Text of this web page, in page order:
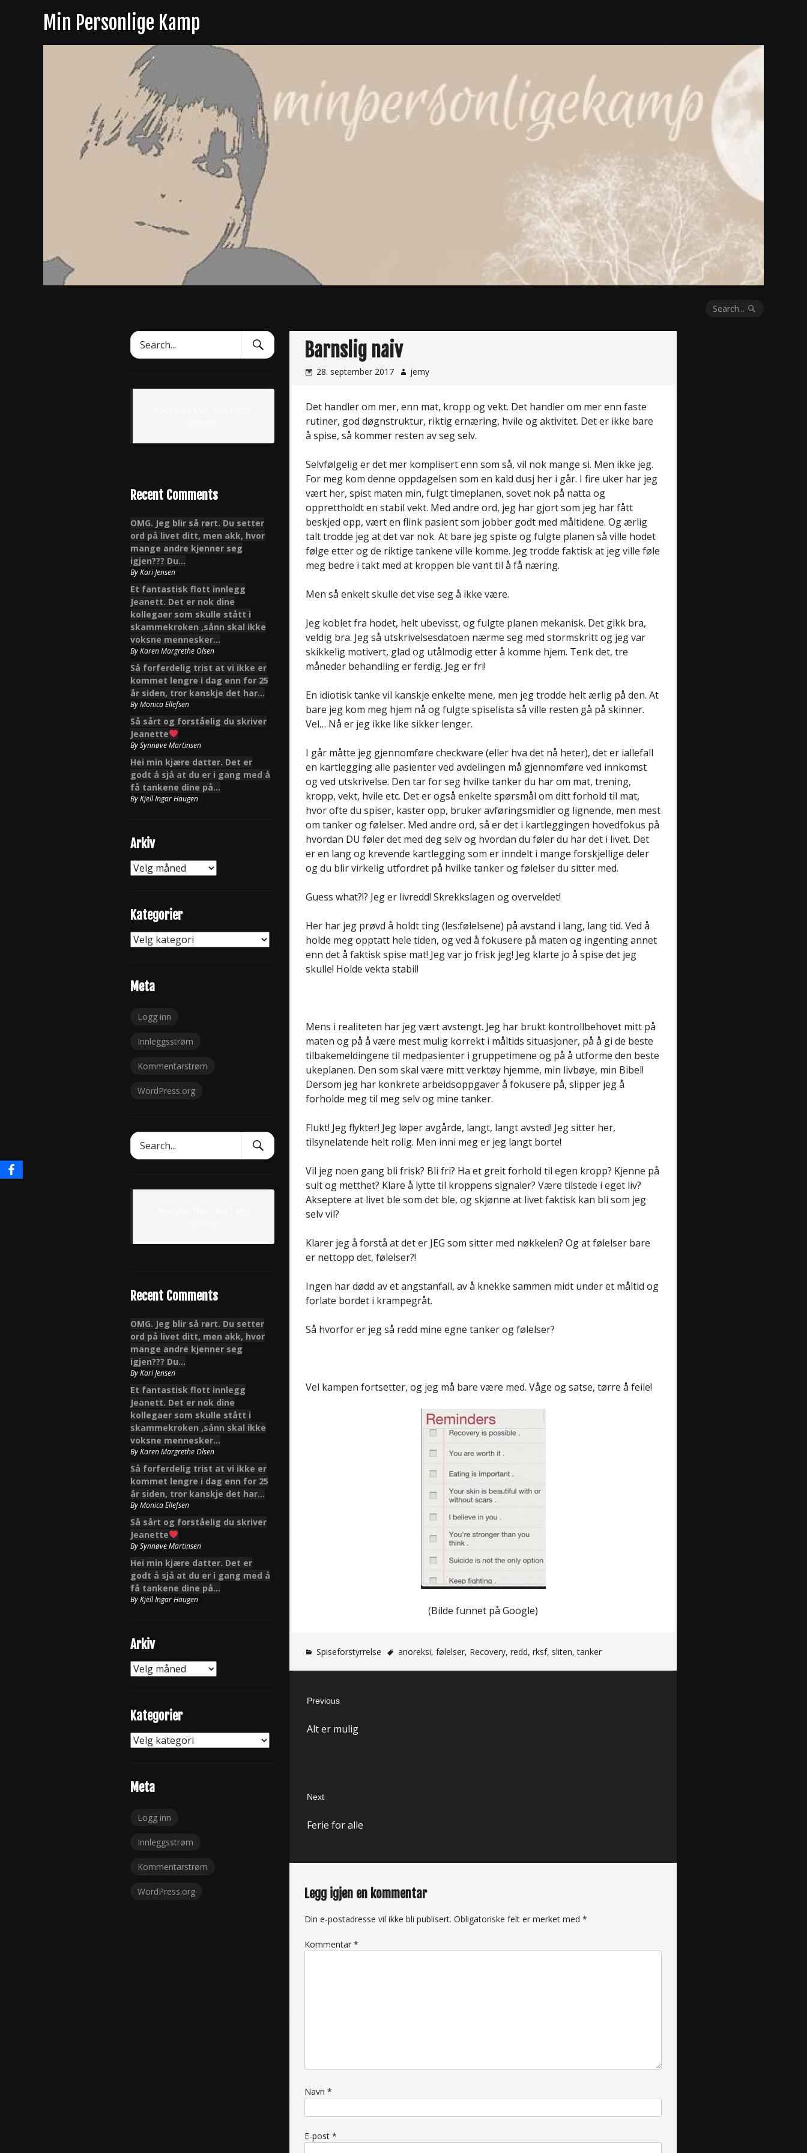
Min Personlige Kamp
Search...
Barnslig naiv
28. september 2017 jemy
Det handler om mer, enn mat, kropp og vekt. Det handler om mer enn faste
rutiner, god døgnstruktur, riktig ernæring, hvile og aktivitet. Det er ikke bare
å spise, så kommer resten av seg selv.
Selvfølgelig er det mer komplisert enn som så, vil nok mange si. Men ikke jeg.
For meg kom denne oppdagelsen som en kald dusj her i går. I fire uker har jeg
vært her, spist maten min, fulgt timeplanen, sovet nok på natta og
opprettholdt en stabil vekt. Med andre ord, jeg har gjort som jeg har fått
beskjed opp, vært en flink pasient som jobber godt med måltidene. Og ærlig
talt trodde jeg at det var nok. At bare jeg spiste og fulgte planen så ville hodet
følge etter og de riktige tankene ville komme. Jeg trodde faktisk at jeg ville føle
meg bedre i takt med at kroppen ble vant til å få næring.
Men så enkelt skulle det vise seg å ikke være.
Jeg koblet fra hodet, helt ubevisst, og fulgte planen mekanisk. Det gikk bra,
veldig bra. Jeg så utskrivelsesdatoen nærme seg med stormskritt og jeg var
skikkelig motivert, glad og utålmodig etter å komme hjem. Tenk det, tre
måneder behandling er ferdig. Jeg er fri!
En idiotisk tanke vil kanskje enkelte mene, men jeg trodde helt ærlig på den. At
bare jeg kom meg hjem nå og fulgte spiselista så ville resten gå på skinner.
Vel… Nå er jeg ikke like sikker lenger.
I går måtte jeg gjennomføre checkware (eller hva det nå heter), det er iallefall
en kartlegging alle pasienter ved avdelingen må gjennomføre ved innkomst
og ved utskrivelse. Den tar for seg hvilke tanker du har om mat, trening,
kropp, vekt, hvile etc. Det er også enkelte spørsmål om ditt forhold til mat,
hvor ofte du spiser, kaster opp, bruker avføringsmidler og lignende, men mest
om tanker og følelser. Med andre ord, så er det i kartleggingen hovedfokus på
hvordan DU føler det med deg selv og hvordan du føler du har det i livet. Det
er en lang og krevende kartlegging som er inndelt i mange forskjellige deler
og du blir virkelig utfordret på hvilke tanker og følelser du sitter med.
Guess what?!? Jeg er livredd! Skrekkslagen og overveldet!
Her har jeg prøvd å holdt ting (les:følelsene) på avstand i lang, lang tid. Ved å
holde meg opptatt hele tiden, og ved å fokusere på maten og ingenting annet
enn det å faktisk spise mat! Jeg var jo frisk jeg! Jeg klarte jo å spise det jeg
skulle! Holde vekta stabil!
Mens i realiteten har jeg vært avstengt. Jeg har brukt kontrollbehovet mitt på
maten og på å være mest mulig korrekt i måltids situasjoner, på å gi de beste
tilbakemeldingene til medpasienter i gruppetimene og på å utforme den beste
ukeplanen. Den som skal være mitt verktøy hjemme, min livbøye, min Bibel!
Dersom jeg har konkrete arbeidsoppgaver å fokusere på, slipper jeg å
forholde meg til meg selv og mine tanker.
Flukt! Jeg flykter! Jeg løper avgårde, langt, langt avsted! Jeg sitter her,
tilsynelatende helt rolig. Men inni meg er jeg langt borte!
Vil jeg noen gang bli frisk? Bli fri? Ha et greit forhold til egen kropp? Kjenne på
sult og metthet? Klare å lytte til kroppens signaler? Være tilstede i eget liv?
Akseptere at livet ble som det ble, og skjønne at livet faktisk kan bli som jeg
selv vil?
Klarer jeg å forstå at det er JEG som sitter med nøkkelen? Og at følelser bare
er nettopp det, følelser?!
Ingen har dødd av et angstanfall, av å knekke sammen midt under et måltid og
forlate bordet i krampegråt.
Så hvorfor er jeg så redd mine egne tanker og følelser?
Vel kampen fortsetter, og jeg må bare være med. Våge og satse, tørre å feile!
(Bilde funnet på Google)
Spiseforstyrrelse anoreksi, følelser, Recovery, redd, rksf, sliten,tanker
Previous
post:
Alt er mulig
Next
post:
Ferie for alle
Legg igjen en kommentar
Din e-postadresse vil ikke bli publisert. Obligatoriske felt er merket med *
Kommentar *
Navn *
E-post *
Search
for:
Search
Submit
Recent Comments
OMG. Jeg blir så rørt. Du setter
ord på livet ditt, men akk, hvor
mange andre kjenner seg
igjen??? Du…
ByKari Jensen
Et fantastisk flott innlegg
Jeanett. Det er nok dine
kollegaer som skulle stått i
skammekroken ,sånn skal ikke
voksne mennesker…
ByKaren Margrethe Olsen
Så forferdelig trist at vi ikke er
kommet lengre i dag enn for 25
år siden, tror kanskje det har…
ByMonica Ellefsen
Så sårt og forståelig du skriver
Jeanette
BySynnøve Martinsen
Hei min kjære datter. Det er
godt å sjå at du er i gang med å
få tankene dine på…
ByKjell Ingar Haugen
Arkiv
Arkiv
Kategorier
Kategorier
Meta
Logg inn
Innleggsstrøm
Kommentarstrøm
WordPress.org
Search
for:
Search
Submit
Recent Comments
OMG. Jeg blir så rørt. Du setter
ord på livet ditt, men akk, hvor
mange andre kjenner seg
igjen??? Du…
ByKari Jensen
Et fantastisk flott innlegg
Jeanett. Det er nok dine
kollegaer som skulle stått i
skammekroken ,sånn skal ikke
voksne mennesker…
ByKaren Margrethe Olsen
Så forferdelig trist at vi ikke er
kommet lengre i dag enn for 25
år siden, tror kanskje det har…
ByMonica Ellefsen
Så sårt og forståelig du skriver
Jeanette
BySynnøve Martinsen
Hei min kjære datter. Det er
godt å sjå at du er i gang med å
få tankene dine på…
ByKjell Ingar Haugen
Arkiv
Arkiv
Kategorier
Kategorier
Meta
Logg inn
Innleggsstrøm
Kommentarstrøm
WordPress.org